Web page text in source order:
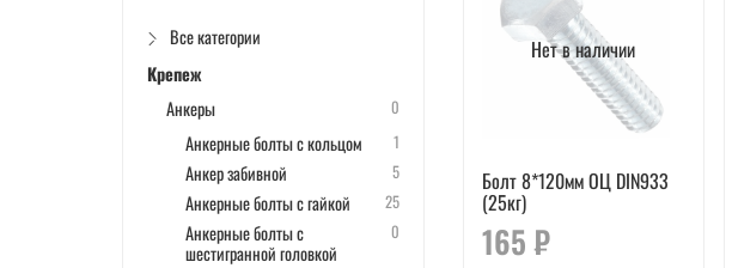
Нет в наличии
Болт 8*120мм ОЦ DIN933
(25кг)
165 ₽
Все категории
Крепеж
Анкеры
0
Анкерные болты с кольцом 1
Анкер забивной 5
Анкерные болты с гайкой 25
Анкерные болты с
шестигранной головкой
0